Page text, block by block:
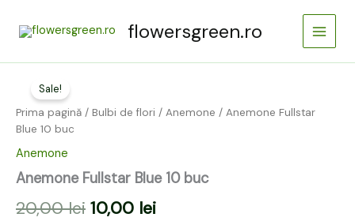
flowersgreen.ro
Main
Menu
Sale!
Prima pagină / Bulbi de flori / Anemone / Anemone Fullstar
Blue 10 buc
Anemone
Anemone Fullstar Blue 10 buc
20,00lei
inițial
20,00 lei.
10,00 lei
curent